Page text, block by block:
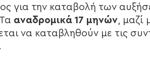
για την καταβολή των
αναδρομικά 17 μηνών, μαζί
να καταβληθούν με τις